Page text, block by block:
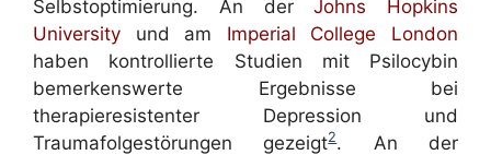
Selbstoptimierung. An derJohns Hopkins
University und am Imperial College London
haben kontrollierte Studien mit Psilocybin
bemerkenswerte Ergebnisse bei
therapieresistenter Depression und
Traumafolgestörungen gezeigt2. An der